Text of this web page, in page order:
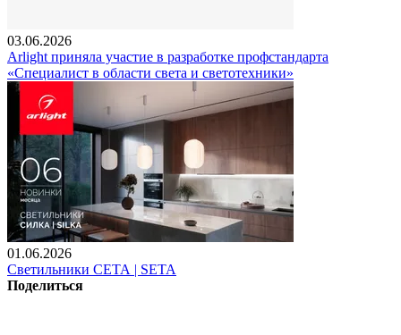
03.06.2026
Arlight приняла участие в разработке профстандарта
«Специалист в области света и светотехники»
01.06.2026
Светильники СЕТА | SETA
Поделиться